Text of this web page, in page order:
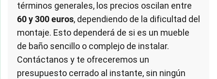
términos generales, los precios oscilan entre
60 y 300 euros, dependiendo de la dificultad del
montaje. Esto dependerá de si es un mueble
de baño sencillo o complejo de instalar.
Contáctanos y te ofreceremos un
presupuesto cerrado al instante, sin ningún